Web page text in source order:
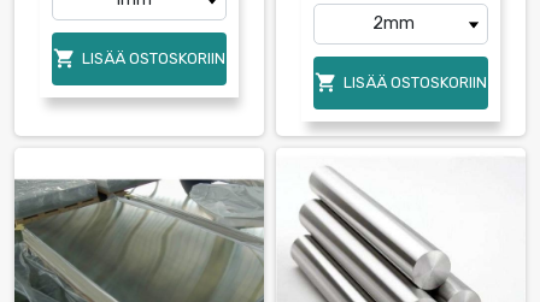
 LISÄÄ OSTOSKORIIN
 LISÄÄ OSTOSKORIIN